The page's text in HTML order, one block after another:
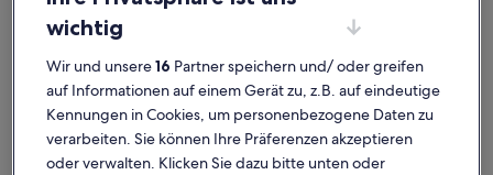
Ferienhaus Ferienwohnung/Apartment
wichtig
Wir und unsere16 Partner speichern und/ oder greifen
auf Informationen auf einem Gerät zu, z.B. auf eindeutige
Kennungen in Cookies, um personenbezogene Daten zu
verarbeiten. Sie können Ihre Präferenzen akzeptieren
oder verwalten. Klicken Sie dazu bitte unten oder